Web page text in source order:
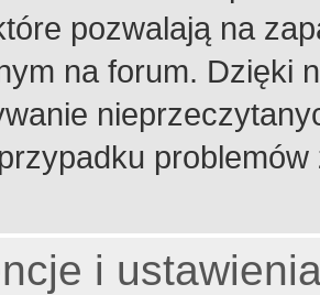
pozwalają na
na forum. Dzięki
i